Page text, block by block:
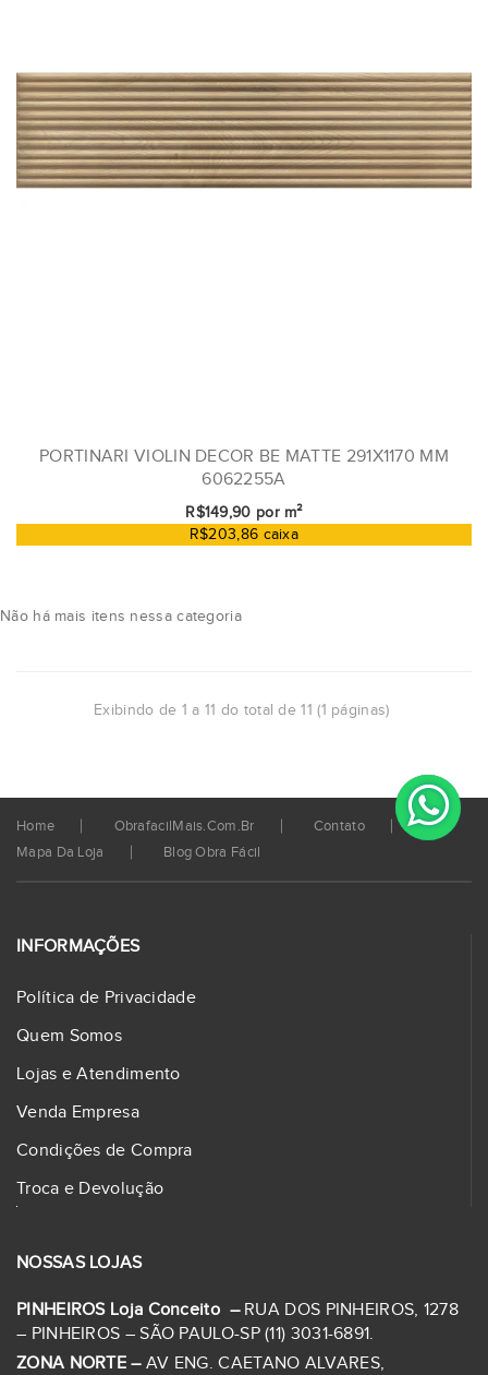
PORTINARI VIOLIN DECOR BE MATTE 291X1170 MM
6062255A
R$149,90 por m²
R$203,86 caixa
Não há mais itens nessa categoria
Exibindo de 1 a 11 do total de 11 (1 páginas)
Home ObrafacilMais.com.br
Contato
Mapa Da Loja
Blog Obra Fácil
INFORMAÇÕES
Política de Privacidade
Quem Somos
Lojas e Atendimento
Venda Empresa
Condições de Compra
Troca e Devolução
NOSSAS LOJAS
PINHEIROS Loja Conceito – RUA DOS PINHEIROS, 1278
– PINHEIROS – SÃO PAULO-SP (11) 3031-6891.
ZONA NORTE – AV ENG. CAETANO ALVARES,